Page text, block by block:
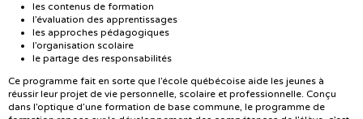
les contenus de formation
l’évaluation des apprentissages
les approches pédagogiques
l’organisation scolaire
le partage des responsabilités
Ce programme fait en sorte que l’école québécoise aide les jeunes à
réussir leur projet de vie personnelle, scolaire et professionnelle. Conçu
dans l’optique d’une formation de base commune, le programme de